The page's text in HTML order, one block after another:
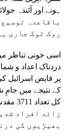
باقاعدہ
روک ٹوک جاری
اسی خونی تناظر
پر قابض اسرائیل
کے نتیجے میں
زائد افراد
بھیڑیوں کی